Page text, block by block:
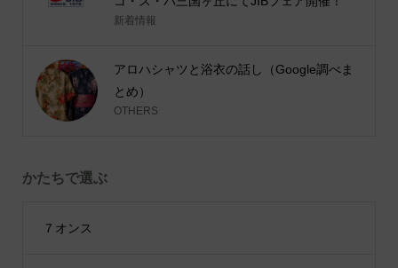
新着情報
アロハシャツと浴衣の話し（Google調べま
とめ）
OTHERS
かたちで選ぶ
７オンス